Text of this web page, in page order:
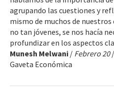
agrupando las cuestiones y
mismo de muchos de
no tan jóvenes, se nos hacía
profundizar en los aspectos
Munesh Melwani / Febrero 20
Gaveta Económica